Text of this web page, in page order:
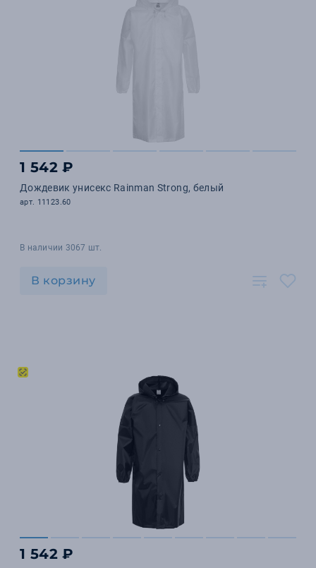
1 542 ₽
Дождевик унисекс Rainman Strong, белый
арт. 11123.60
В наличии 3067 шт.
В корзину
1 542 ₽